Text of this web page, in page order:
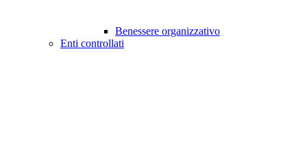
Benessere organizzativo
Enti controllati